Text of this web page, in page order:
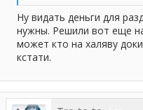
На странице проверки
больше двух часов ни
Ну видать деньги для
нужны. Решили вот еще
может кто на халяву
кстати.